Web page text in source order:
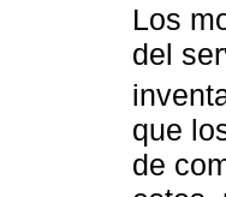
Los
del
que
de